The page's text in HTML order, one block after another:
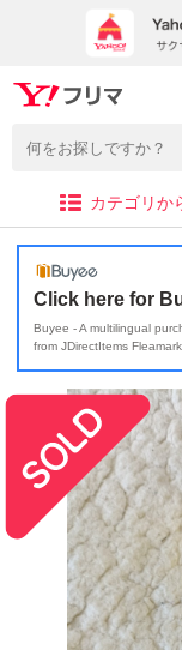
カテゴリか
Click here for
Buyee - A multilingual
from JDirectItems